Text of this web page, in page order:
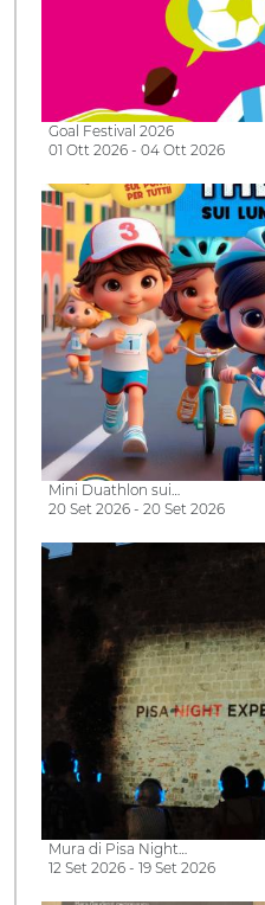
Goal Festival 2026
01 Ott 2026 - 04 Ott 2026
Mini Duathlon sui…
20 Set 2026 - 20 Set 2026
Mura di Pisa Night…
12 Set 2026 - 19 Set 2026